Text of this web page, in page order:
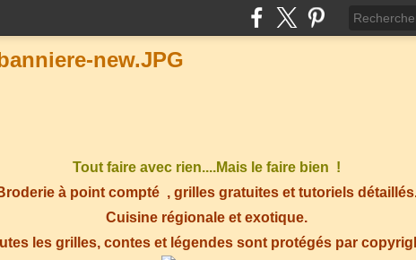
Tout faire avec rien....Mais le faire bien !
à point compté , grilles gratuites et tutoriels
Cuisine régionale et exotique.
les grilles, contes et légendes sont protégés par